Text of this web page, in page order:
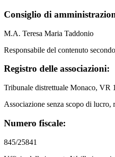
Consiglio di
M.A. Teresa Maria Taddonio
Responsabile del contenuto
Registro delle associazioni:
Tribunale distrettuale Monaco, VR
Associazione senza scopo di lucro,
Numero fiscale:
845/25841